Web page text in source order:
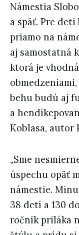
Námestia
a späť. Pre
priamo na
aj samostatná
ktorá je
behu budú aj
a
Koblasa, autor
„Sme
úspechu opäť
námestie.
38 detí a 130
ročník priláka